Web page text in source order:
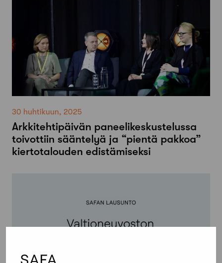
30 huhtikuun, 2025
Arkkitehtipäivän paneelikeskustelussa
toivottiin sääntelyä ja “pientä pakkoa”
kiertotalouden edistämiseksi